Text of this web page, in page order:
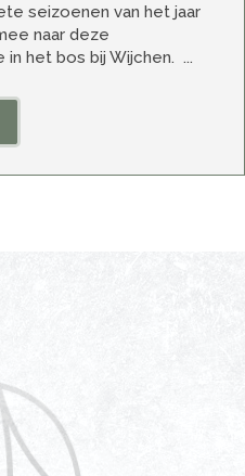
seizoenen van het jaar
naar deze
het bos bij Wijchen. ...